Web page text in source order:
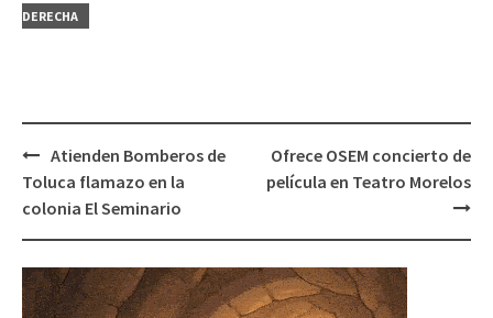
DERECHA
Post
navigation
Atienden Bomberos de
Toluca flamazo en la
colonia El Seminario
Ofrece OSEM concierto de
película en Teatro Morelos